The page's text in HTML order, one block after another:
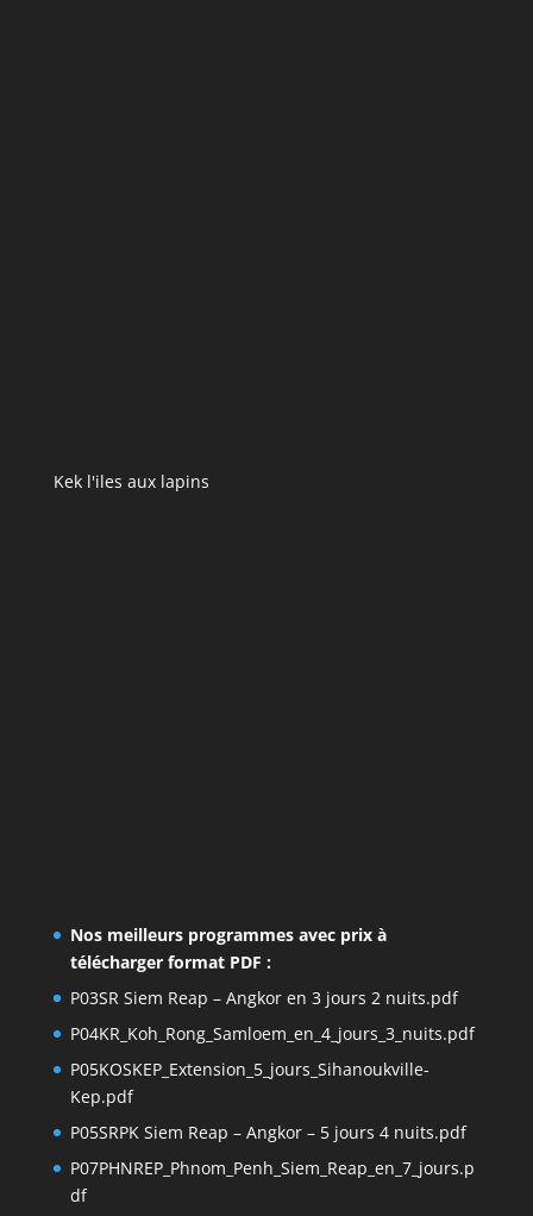
Kek l'iles aux lapins
Nos meilleurs programmes avec prix à
télécharger format PDF :
P03SR Siem Reap – Angkor en 3 jours 2 nuits.pdf
P04KR_Koh_Rong_Samloem_en_4_jours_3_nuits.pdf
P05KOSKEP_Extension_5_jours_Sihanoukville-
Kep.pdf
P05SRPK Siem Reap – Angkor – 5 jours 4 nuits.pdf
P07PHNREP_Phnom_Penh_Siem_Reap_en_7_jours.p
df